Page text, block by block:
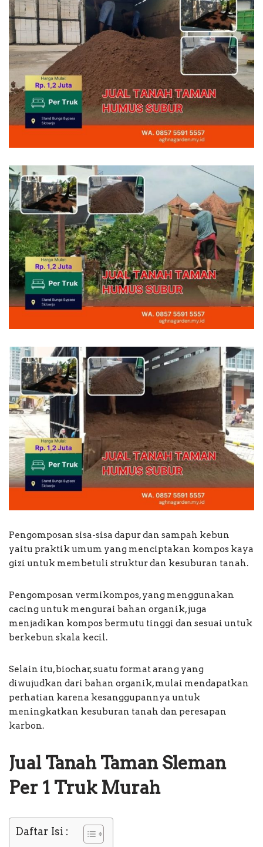
Pengomposan sisa-sisa dapur dan sampah kebun
yaitu praktik umum yang menciptakan kompos kaya
gizi untuk membetuli struktur dan kesuburan tanah.
Pengomposan vermikompos, yang menggunakan
cacing untuk mengurai bahan organik, juga
menjadikan kompos bermutu tinggi dan sesuai untuk
berkebun skala kecil.
Selain itu, biochar, suatu format arang yang
diwujudkan dari bahan organik, mulai mendapatkan
perhatian karena kesanggupannya untuk
meningkatkan kesuburan tanah dan peresapan
karbon.
Jual Tanah Taman Sleman
Per 1 Truk Murah
Daftar Isi :